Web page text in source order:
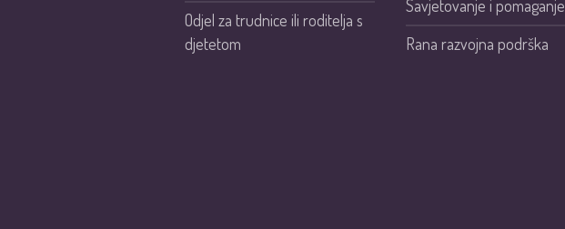
Odjel za trudnice ili roditelja s
djetetom
Savjetovanje i pomaganje
Rana razvojna podrška